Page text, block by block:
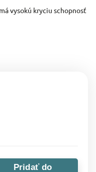
vysokú kryciu schopnosť
Pridať do